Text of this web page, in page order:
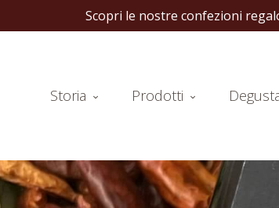
Scegli il formato ideale per la tua
Storia Prodotti